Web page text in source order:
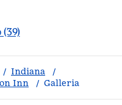
/ Indiana
/
Inn / Galleria